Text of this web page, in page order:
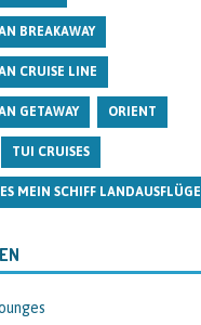
BREAKAWAY
CRUISE LINE
GETAWAY ORIENT
TUI CRUISES
MEIN SCHIFF LANDAUSFLÜGE